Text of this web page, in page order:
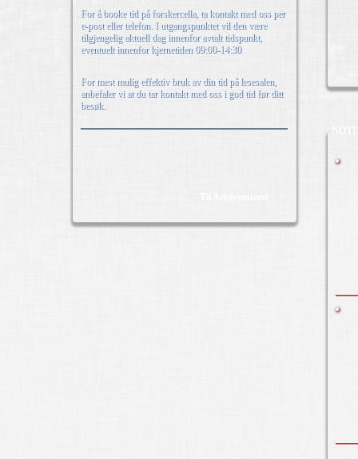
For å booke tid på forskercella, ta kontakt med oss per
e-post eller telefon. I utgangspunktet vil den være
tilgjengelig aktuell dag innenfor avtalt tidspunkt,
eventuelt innenfor kjernetiden 09:00-14:30
For mest mulig effektiv bruk av din tid på lesesalen,
anbefaler vi at du tar kontakt med oss i god tid før ditt
besøk.